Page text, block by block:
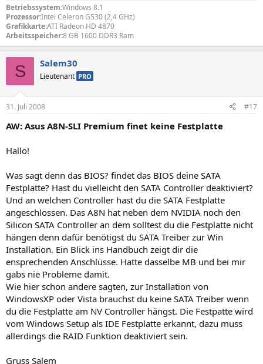
Betriebssystem:Windows 8.1
Prozessor:Intel Celeron G530 (2,4 GHz)
Grafikkarte:ATI Radeon HD 4870
Arbeitsspeicher:8 GB 1600 DDR3 Ram
S Salem30
Lieutenant PRO
31. Juli 2008 #17
AW: Asus A8N-SLI Premium finet keine Festplatte
Hallo!
Was sagt denn das BIOS? findet das BIOS deine SATA
Festplatte? Hast du vielleicht den SATA Controller deaktiviert?
Und an welchen Controller hast du die SATA Festplatte
angeschlossen. Das A8N hat neben dem NVIDIA noch den
Silicon SATA Controller an dem solltest du die Festplatte nicht
hängen denn dafür benötigst du SATA Treiber zur Win
Installation. Ein Blick ins Handbuch zeigt dir die
ensprechenden Anschlüsse. Hatte dasselbe MB und bei mir
gabs nie Probleme damit.
Wie hier schon andere sagten, zur Installation von
WindowsXP oder Vista brauchst du keine SATA Treiber wenn
du die Festplatte am NV Controller hängst. Die Festpatte wird
vom Windows Setup als IDE Festplatte erkannt, dazu muss
allerdings die RAID Funktion deaktiviert sein.
Gruss Salem